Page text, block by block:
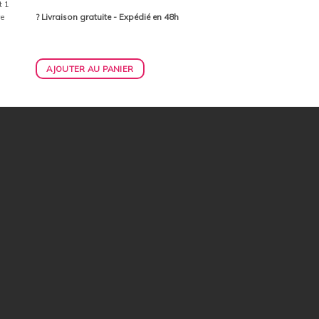
1
? Livraison gratuite - Expédié en 48h
AJOUTER AU PANIER